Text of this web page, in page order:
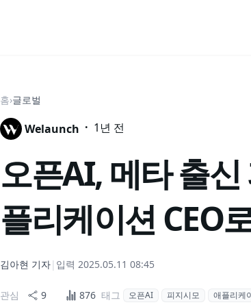
홈›글로벌
Welaunch · 1년 전
오픈AI, 메타 출
플리케이션 CEO
김아현 기자| 입력 2025.05.11 08:45
관심 9 876 태그 오픈AI 피지시모 애플리케